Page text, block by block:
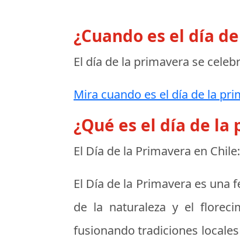
¿Cuando es el día
El día de la primavera se
Mira cuando es el día de la
¿Qué es el día de la
El Día de la Primavera en
El Día de la Primavera es
de la naturaleza y el
fusionando tradiciones